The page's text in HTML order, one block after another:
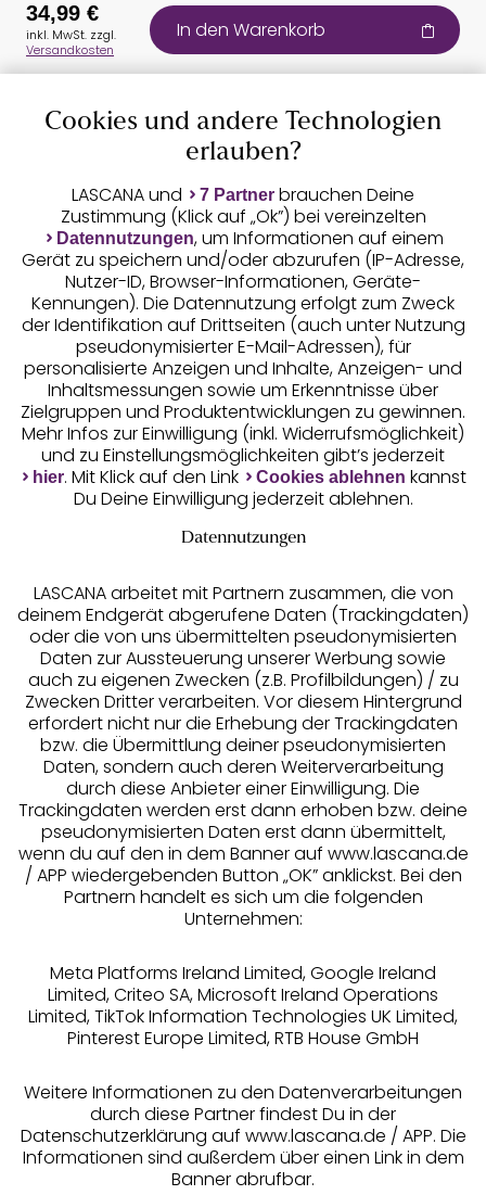
Auszeichnungen
Geprüfte Sicherheit
Unsere Apps
Services
Beratung
Über uns
Rechtliches
Alle Preise inkl. MwSt., zzgl.
Versandkosten
34,99 €
inkl. MwSt. zzgl.
Versandkosten
In den Warenkorb
Cookies und andere Technologien
erlauben?
LASCANA und 7 Partner brauchen Deine
Zustimmung (Klick auf „Ok”) bei vereinzelten
Datennutzungen, um Informationen auf einem
Gerät zu speichern und/oder abzurufen (IP-Adresse,
Nutzer-ID, Browser-Informationen, Geräte-
Kennungen). Die Datennutzung erfolgt zum Zweck
der Identifikation auf Drittseiten (auch unter Nutzung
pseudonymisierter E-Mail-Adressen), für
personalisierte Anzeigen und Inhalte, Anzeigen- und
Inhaltsmessungen sowie um Erkenntnisse über
Zielgruppen und Produktentwicklungen zu gewinnen.
Mehr Infos zur Einwilligung (inkl. Widerrufsmöglichkeit)
und zu Einstellungsmöglichkeiten gibt’s jederzeit
hier. Mit Klick auf den Link Cookies ablehnen kannst
Du Deine Einwilligung jederzeit ablehnen.
Datennutzungen
LASCANA arbeitet mit Partnern zusammen, die von
deinem Endgerät abgerufene Daten (Trackingdaten)
oder die von uns übermittelten pseudonymisierten
Daten zur Aussteuerung unserer Werbung sowie
auch zu eigenen Zwecken (z.B. Profilbildungen) / zu
Zwecken Dritter verarbeiten. Vor diesem Hintergrund
erfordert nicht nur die Erhebung der Trackingdaten
bzw. die Übermittlung deiner pseudonymisierten
Daten, sondern auch deren Weiterverarbeitung
durch diese Anbieter einer Einwilligung. Die
Trackingdaten werden erst dann erhoben bzw. deine
pseudonymisierten Daten erst dann übermittelt,
wenn du auf den in dem Banner auf www.lascana.de
/ APP wiedergebenden Button „OK” anklickst. Bei den
Partnern handelt es sich um die folgenden
Unternehmen:
Meta Platforms Ireland Limited, Google Ireland
Limited, Criteo SA, Microsoft Ireland Operations
Limited, TikTok Information Technologies UK Limited,
Pinterest Europe Limited, RTB House GmbH
Weitere Informationen zu den Datenverarbeitungen
durch diese Partner findest Du in der
Datenschutzerklärung auf www.lascana.de / APP. Die
Informationen sind außerdem über einen Link in dem
Banner abrufbar.